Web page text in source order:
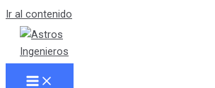
Ir al contenido